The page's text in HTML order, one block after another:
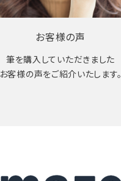
お客様の声
筆を購入していただきました
お客様の声をご紹介いたします。